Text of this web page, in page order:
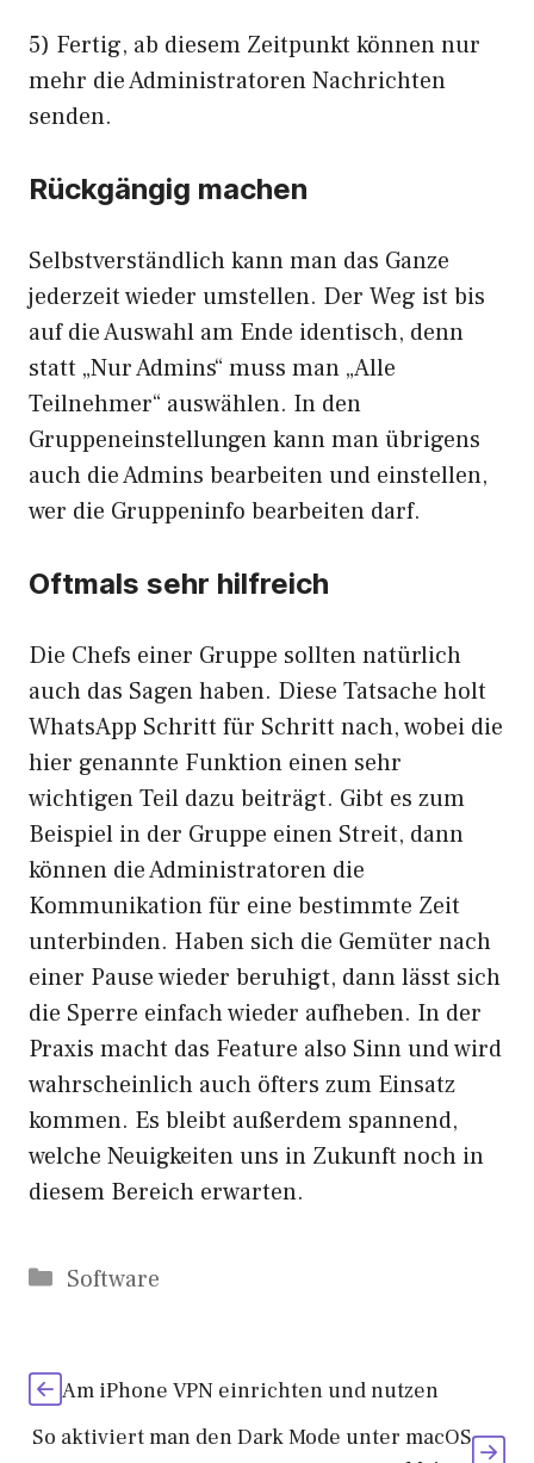
5) Fertig, ab diesem Zeitpunkt können nur
mehr die Administratoren Nachrichten
senden.
Rückgängig machen
Selbstverständlich kann man das Ganze
jederzeit wieder umstellen. Der Weg ist bis
auf die Auswahl am Ende identisch, denn
statt „Nur Admins“ muss man „Alle
Teilnehmer“ auswählen. In den
Gruppeneinstellungen kann man übrigens
auch die Admins bearbeiten und einstellen,
wer die Gruppeninfo bearbeiten darf.
Oftmals sehr hilfreich
Die Chefs einer Gruppe sollten natürlich
auch das Sagen haben. Diese Tatsache holt
WhatsApp Schritt für Schritt nach, wobei die
hier genannte Funktion einen sehr
wichtigen Teil dazu beiträgt. Gibt es zum
Beispiel in der Gruppe einen Streit, dann
können die Administratoren die
Kommunikation für eine bestimmte Zeit
unterbinden. Haben sich die Gemüter nach
einer Pause wieder beruhigt, dann lässt sich
die Sperre einfach wieder aufheben. In der
Praxis macht das Feature also Sinn und wird
wahrscheinlich auch öfters zum Einsatz
kommen. Es bleibt außerdem spannend,
welche Neuigkeiten uns in Zukunft noch in
diesem Bereich erwarten.
Kategorien
Software
Am iPhone VPN einrichten und nutzen
So aktiviert man den Dark Mode unter macOS